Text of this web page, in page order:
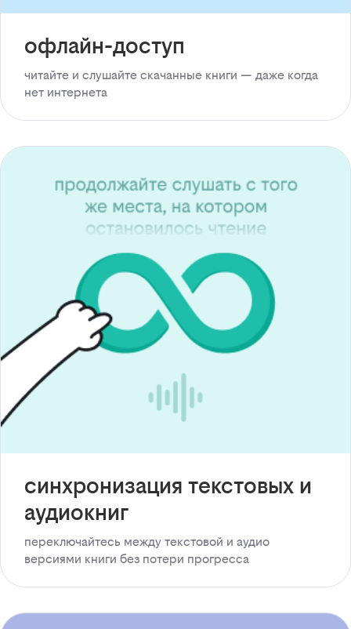
офлайн-доступ
читайте и слушайте скачанные книги — даже когда
нет интернета
синхронизация текстовых и
аудиокниг
переключайтесь между текстовой и аудио
версиями книги без потери прогресса